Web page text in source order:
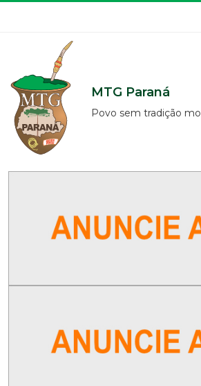
MTG Paraná
Povo sem tradição